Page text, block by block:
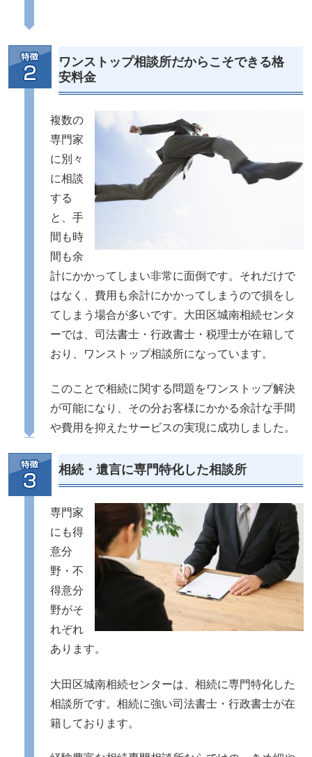
ワンストップ相談所だからこそできる格
安料金
複数の
専門家
に別々
に相談
する
と、手
間も時
間も余
計にかかってしまい非常に面倒です。それだけで
はなく、費用も余計にかかってしまうので損をし
てしまう場合が多いです。大田区城南相続センタ
ーでは、司法書士・行政書士・税理士が在籍して
おり、ワンストップ相談所になっています。
このことで相続に関する問題をワンストップ解決
が可能になり、その分お客様にかかる余計な手間
や費用を抑えたサービスの実現に成功しました。
相続・遺言に専門特化した相談所
専門家
にも得
意分
野・不
得意分
野がそ
れぞれ
あります。
大田区城南相続センターは、相続に専門特化した
相談所です。相続に強い司法書士・行政書士が在
籍しております。